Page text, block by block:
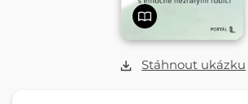
Stáhnout ukázku